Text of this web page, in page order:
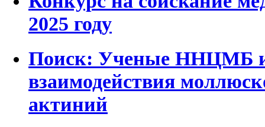
2025 году
Поиск: Ученые ННЦМБ
взаимодействия
актиний